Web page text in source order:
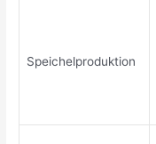
Speichelproduktion